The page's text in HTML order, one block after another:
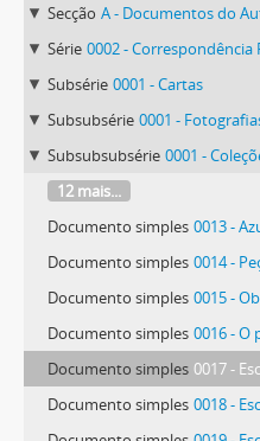
Secção A - Documentos do
Série 0002 - Correspondência
Subsérie 0001 - Cartas
Subsubsérie 0001 -
Subsubsubsérie 0001 -
12 mais...
Documento simples 0013 -
Documento simples 0014 - Peça
Documento simples 0015 - Obra
Documento simples 0016 - O
Documento simples 0017 -
Documento simples 0018 -